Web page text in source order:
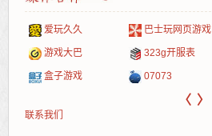
爱玩久久 巴士玩网页游戏
游戏大巴 323g开服表
盒子游戏 07073
〈 〉
联系我们